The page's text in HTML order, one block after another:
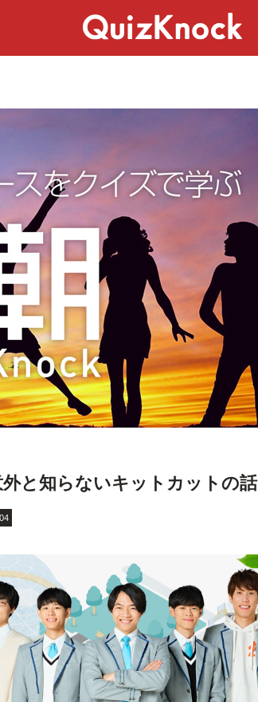
と知らないキットカットの話